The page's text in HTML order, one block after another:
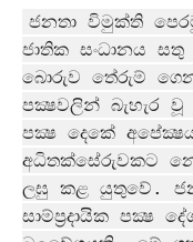
ජනතා විමුක්ති
ජාතික සංධානය
බොරුව තේරුම්
පක්‍ෂවලින් බැහැර
පක්‍ෂ දෙකේ
අධිතක්සේරුවකට
ලඝු කළ යුතුවේ.
සාම්ප‍්‍රදායික පක්‍ෂ